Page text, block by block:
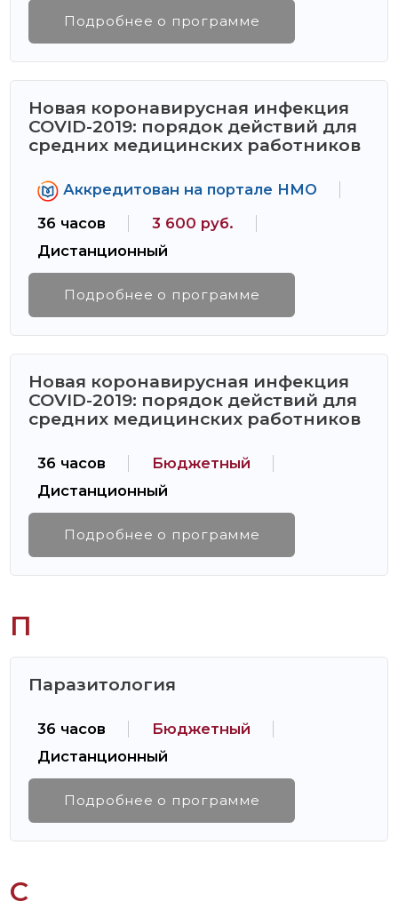
Подробнее о программе
Новая коронавирусная инфекция
COVID-2019: порядок действий для
средних медицинских работников
Аккредитован на портале НМО
36 часов
3 600 руб.
Дистанционный
Подробнее о программе
Новая коронавирусная инфекция
COVID-2019: порядок действий для
средних медицинских работников
36 часов
Бюджетный
Дистанционный
Подробнее о программе
П
Паразитология
36 часов
Бюджетный
Дистанционный
Подробнее о программе
С